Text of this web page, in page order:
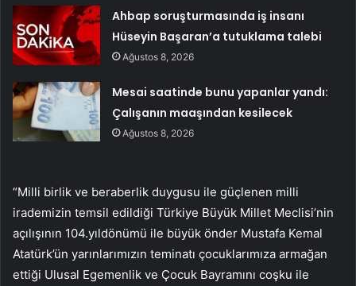
Ahbap soruşturmasında iş insanı
Hüseyin Başaran’a tutuklama talebi
Ağustos 8, 2026
Mesai saatinde bunu yapanlar yandı:
Çalışanın maaşından kesilecek
Ağustos 8, 2026
“Milli birlik ve beraberlik duygusu ile güçlenen milli
irademizin temsil edildiği Türkiye Büyük Millet Meclisi’nin
açılışının 104.yıldönümü ile büyük önder Mustafa Kemal
Atatürk’ün yarınlarımızın teminatı çocuklarımıza armağan
ettiği Ulusal Egemenlik ve Çocuk Bayramını coşku ile